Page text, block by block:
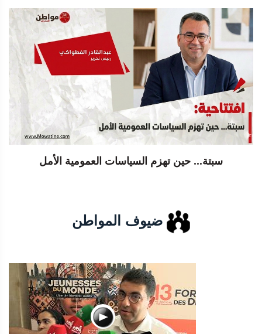
سبتة... حين تهزم السياسات العمومية الأمل
ضيوف المواطن